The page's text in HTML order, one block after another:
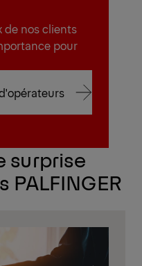
de nos clients
pour
surprise
PALFINGER